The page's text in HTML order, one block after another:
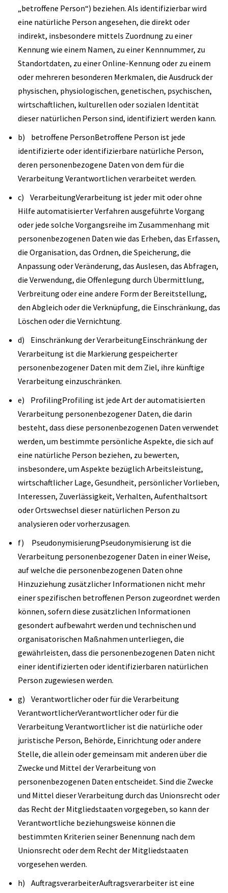
„betroffene Person“) beziehen. Als identifizierbar wird
eine natürliche Person angesehen, die direkt oder
indirekt, insbesondere mittels Zuordnung zu einer
Kennung wie einem Namen, zu einer Kennnummer, zu
Standortdaten, zu einer Online-Kennung oder zu einem
oder mehreren besonderen Merkmalen, die Ausdruck der
physischen, physiologischen, genetischen, psychischen,
wirtschaftlichen, kulturellen oder sozialen Identität
dieser natürlichen Person sind, identifiziert werden kann.
b) betroffene PersonBetroffene Person ist jede
identifizierte oder identifizierbare natürliche Person,
deren personenbezogene Daten von dem für die
Verarbeitung Verantwortlichen verarbeitet werden.
c) VerarbeitungVerarbeitung ist jeder mit oder ohne
Hilfe automatisierter Verfahren ausgeführte Vorgang
oder jede solche Vorgangsreihe im Zusammenhang mit
personenbezogenen Daten wie das Erheben, das Erfassen,
die Organisation, das Ordnen, die Speicherung, die
Anpassung oder Veränderung, das Auslesen, das Abfragen,
die Verwendung, die Offenlegung durch Übermittlung,
Verbreitung oder eine andere Form der Bereitstellung,
den Abgleich oder die Verknüpfung, die Einschränkung, das
Löschen oder die Vernichtung.
d) Einschränkung der VerarbeitungEinschränkung der
Verarbeitung ist die Markierung gespeicherter
personenbezogener Daten mit dem Ziel, ihre künftige
Verarbeitung einzuschränken.
e) ProfilingProfiling ist jede Art der automatisierten
Verarbeitung personenbezogener Daten, die darin
besteht, dass diese personenbezogenen Daten verwendet
werden, um bestimmte persönliche Aspekte, die sich auf
eine natürliche Person beziehen, zu bewerten,
insbesondere, um Aspekte bezüglich Arbeitsleistung,
wirtschaftlicher Lage, Gesundheit, persönlicher Vorlieben,
Interessen, Zuverlässigkeit, Verhalten, Aufenthaltsort
oder Ortswechsel dieser natürlichen Person zu
analysieren oder vorherzusagen.
f) PseudonymisierungPseudonymisierung ist die
Verarbeitung personenbezogener Daten in einer Weise,
auf welche die personenbezogenen Daten ohne
Hinzuziehung zusätzlicher Informationen nicht mehr
einer spezifischen betroffenen Person zugeordnet werden
können, sofern diese zusätzlichen Informationen
gesondert aufbewahrt werden und technischen und
organisatorischen Maßnahmen unterliegen, die
gewährleisten, dass die personenbezogenen Daten nicht
einer identifizierten oder identifizierbaren natürlichen
Person zugewiesen werden.
g) Verantwortlicher oder für die Verarbeitung
VerantwortlicherVerantwortlicher oder für die
Verarbeitung Verantwortlicher ist die natürliche oder
juristische Person, Behörde, Einrichtung oder andere
Stelle, die allein oder gemeinsam mit anderen über die
Zwecke und Mittel der Verarbeitung von
personenbezogenen Daten entscheidet. Sind die Zwecke
und Mittel dieser Verarbeitung durch das Unionsrecht oder
das Recht der Mitgliedstaaten vorgegeben, so kann der
Verantwortliche beziehungsweise können die
bestimmten Kriterien seiner Benennung nach dem
Unionsrecht oder dem Recht der Mitgliedstaaten
vorgesehen werden.
h) AuftragsverarbeiterAuftragsverarbeiter ist eine